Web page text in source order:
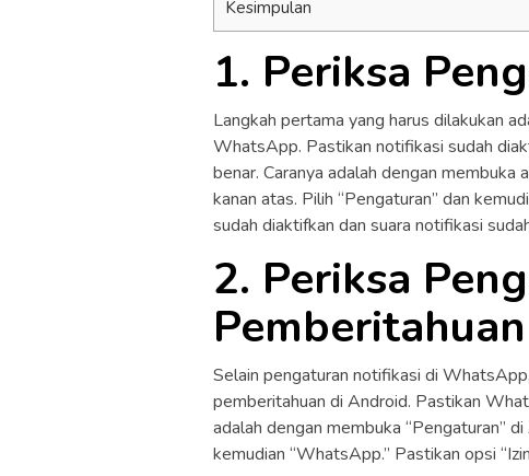
Kesimpulan
1. Periksa
Langkah pertama yang harus dilakukan
WhatsApp. Pastikan notifikasi sudah
benar. Caranya adalah dengan
kanan atas. Pilih “Pengaturan” dan
sudah diaktifkan dan suara notifikasi
2. Periksa
Selain pengaturan notifikasi di
pemberitahuan di Android. Pastikan
adalah dengan membuka “Pengaturan”
kemudian “WhatsApp.” Pastikan opsi